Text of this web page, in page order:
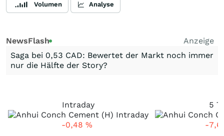
Volumen Analyse
NewsFlash
Anzeige
Saga bei 0,53 CAD: Bewertet der Markt noch immer
nur die Hälfte der Story?
Intraday
-0,48 %
5
-